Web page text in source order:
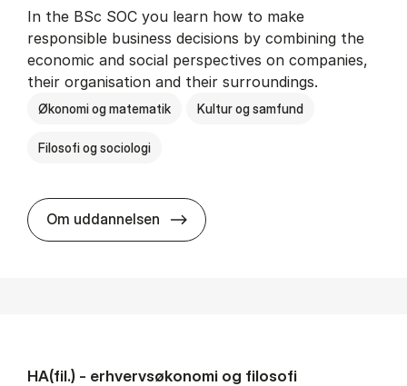
In the BSc SOC you learn how to make
responsible business decisions by combining the
economic and social perspectives on companies,
their organisation and their surroundings.
Økonomi og matematik Kultur og samfund
Filosofi og sociologi
Om uddannelsen BSc in Busi­ness Ad­min­is­tra­tion
HA(fil.) - erhvervs­økonomi og fi­lo­so­fi